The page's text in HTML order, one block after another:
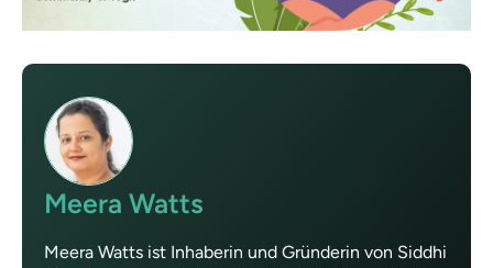
Meera Watts
Meera Watts ist Inhaberin und Gründerin von Siddhi